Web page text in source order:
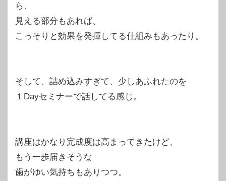
ら、
見える部分もあれば、
こっそりと効果を発揮してる仕組みもあったり。
そして、詰め込みすぎて、少しあふれたのを
１Dayセミナーで話してる感じ。
講座はかなり完成度は高まってきたけど、
もう一歩届きそうな
歯がゆい気持ちもありつつ。